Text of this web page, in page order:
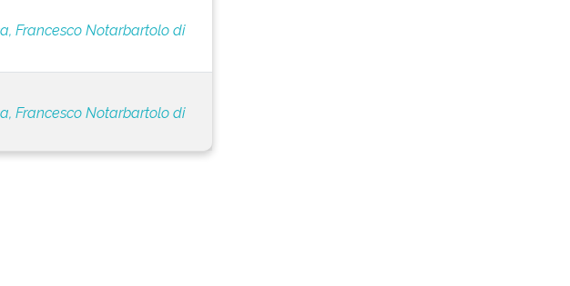
Francesco Notarbartolo di
Francesco Notarbartolo di